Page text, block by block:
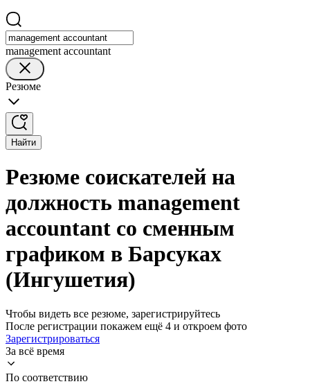
management accountant
Резюме
Найти
Резюме соискателей на
должность management
accountant со сменным
графиком в Барсуках
(Ингушетия)
Чтобы видеть все резюме, зарегистрируйтесь
После регистрации покажем ещё 4 и откроем фото
Зарегистрироваться
За всё время
По соответствию